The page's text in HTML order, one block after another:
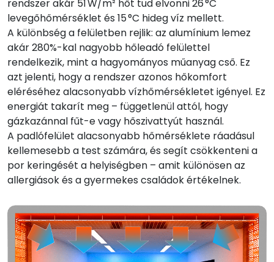
rendszer akár 51 W/m² hőt tud elvonni 26 °C
levegőhőmérséklet és 15 °C hideg víz mellett.
A különbség a felületben rejlik: az alumínium lemez
akár 280%-kal nagyobb hőleadó felülettel
rendelkezik, mint a hagyományos műanyag cső. Ez
azt jelenti, hogy a rendszer azonos hőkomfort
eléréséhez alacsonyabb vízhőmérsékletet igényel. Ez
energiát takarít meg – függetlenül attól, hogy
gázkazánnal fűt-e vagy hőszivattyút használ.
A padlófelület alacsonyabb hőmérséklete ráadásul
kellemesebb a test számára, és segít csökkenteni a
por keringését a helyiségben – amit különösen az
allergiások és a gyermekes családok értékelnek.